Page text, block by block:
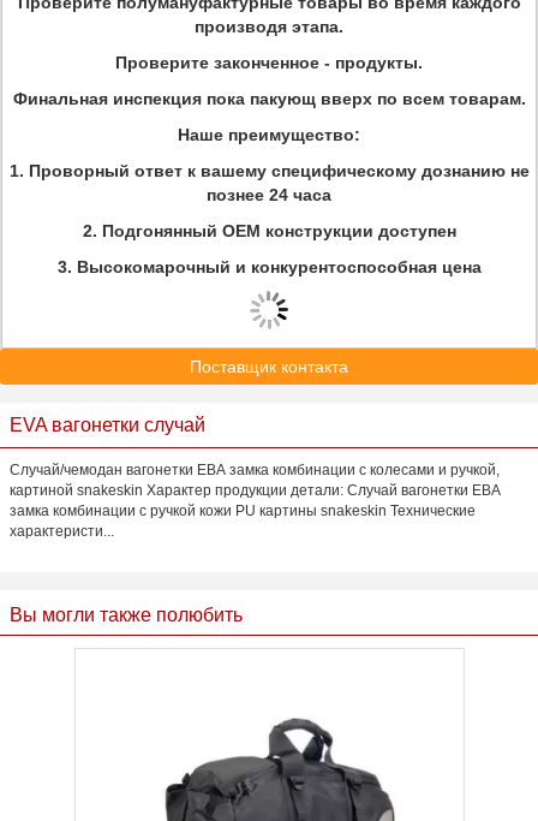
производя этапа.
Проверите законченное - продукты.
Финальная инспекция пока пакующ вверх по всем товарам.
Наше преимущество:
1. Проворный ответ к вашему специфическому дознанию не
познее 24 часа
2. Подгонянный OEM конструкции доступен
3. Высокомарочный и конкурентоспособная цена
Поставщик контакта
EVA вагонетки случай
Случай/чемодан вагонетки ЕВА замка комбинации с колесами и ручкой,
картиной snakeskin Характер продукции детали: Случай вагонетки ЕВА
замка комбинации с ручкой кожи PU картины snakeskin Технические
характеристи...
Вы могли также полюбить